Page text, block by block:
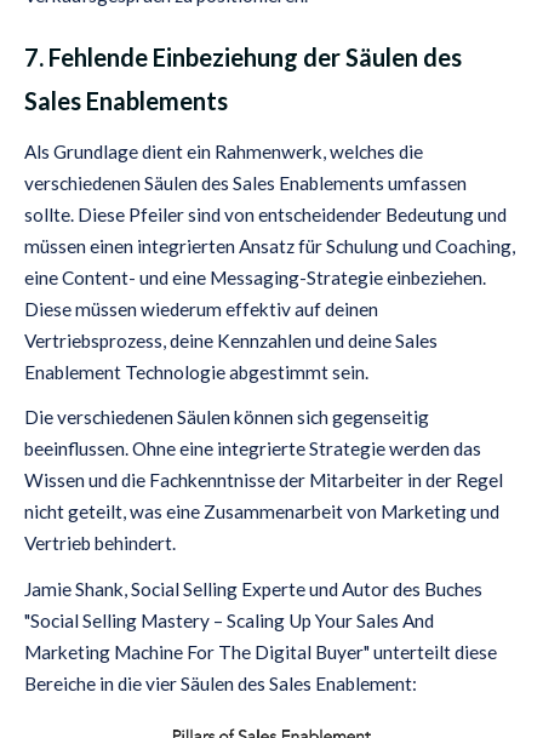
7. Fehlende Einbeziehung der Säulen des
Sales Enablements
Als Grundlage dient ein Rahmenwerk, welches die
verschiedenen Säulen des Sales Enablements umfassen
sollte. Diese Pfeiler sind von entscheidender Bedeutung und
müssen einen integrierten Ansatz für Schulung und Coaching,
eine Content- und eine Messaging-Strategie einbeziehen.
Diese müssen wiederum effektiv auf deinen
Vertriebsprozess, deine Kennzahlen und deine Sales
Enablement Technologie abgestimmt sein.
Die verschiedenen Säulen können sich gegenseitig
beeinflussen. Ohne eine integrierte Strategie werden das
Wissen und die Fachkenntnisse der Mitarbeiter in der Regel
nicht geteilt, was eine Zusammenarbeit von Marketing und
Vertrieb behindert.
Jamie Shank, Social Selling Experte und Autor des Buches
"Social Selling Mastery – Scaling Up Your Sales And
Marketing Machine For The Digital Buyer" unterteilt diese
Bereiche in die vier Säulen des Sales Enablement: